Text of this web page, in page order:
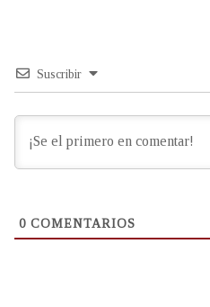
Suscribir
0 COMENTARIOS